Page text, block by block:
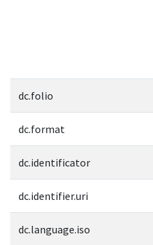
dc.folio
dc.format
dc.identificator
dc.identifier.uri
dc.language.iso